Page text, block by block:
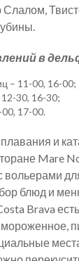
в
– 11-00, 16-00;
30, 16-30;
17-00.
и
Mare
блюд и
Brava есть